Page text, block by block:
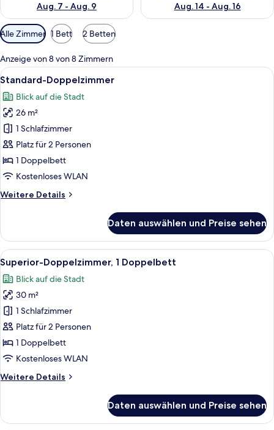
Aug. 7 - Aug. 9
Aug. 14 - Aug. 16
Verfügbare
Filter
für
Zimmer
Alle Zimmer 1 Bett 2 Betten
Anzeige von 8 von 8 Zimmern
Alle
Fotos
für
Standard-
Doppelzimmer
anzeigen
Ein Hotelzimmer mit einem Bett,
9
Standard-Doppelzimmer
Blick auf die Stadt
26 m²
1 Schlafzimmer
Platz für 2 Personen
1 Doppelbett
Kostenloses WLAN
Weitere Details
Weitere
Doppelzimmer
Daten auswählen und Preise sehen
Alle
Fotos
für
Superior-
Doppelzimmer,
1
Doppelbett
anzeigen
Ein modernes Hotelzimmer mit
10
Superior-Doppelzimmer, 1 Doppelbett
Blick auf die Stadt
30 m²
1 Schlafzimmer
Platz für 2 Personen
1 Doppelbett
Kostenloses WLAN
Weitere Details
Weitere
Doppelzimmer,
Daten auswählen und Preise sehen